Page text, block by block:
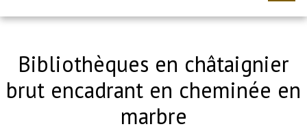
Bibliothèques en châtaignier
brut encadrant en cheminée en
marbre